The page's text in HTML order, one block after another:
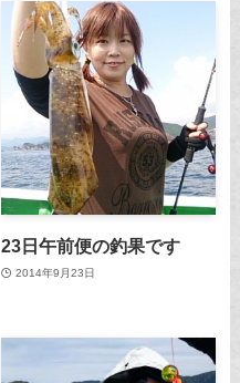
23日午前便の釣果です
2014年9月23日